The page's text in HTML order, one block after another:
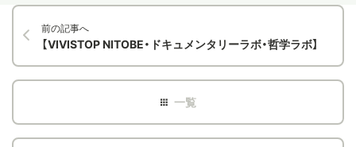
前の記事へ
【VIVISTOP NITOBE・ドキュメンタリーラボ・哲学ラボ】